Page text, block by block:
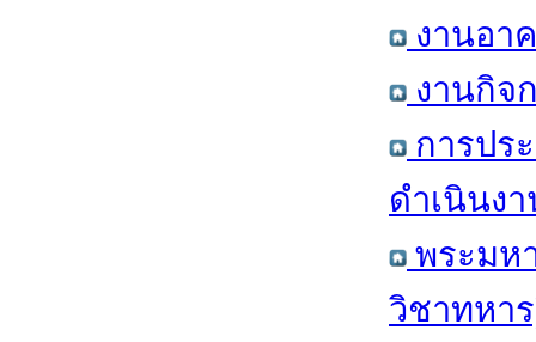
งานอา
งานกิจ
การปร
ดำเนินง
พระมห
วิชาทหา